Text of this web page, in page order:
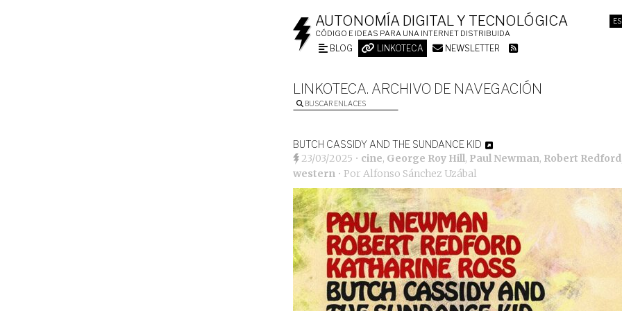
ES
AUTONOMÍA DIGITAL Y TECNOLÓGICA
CÓDIGO E IDEAS PARA UNA INTERNET DISTRIBUIDA
BLOG LINKOTECA NEWSLETTER
LINKOTECA. ARCHIVO DE NAVEGACIÓN
BUSCAR ENLACES
BUTCH CASSIDY AND THE SUNDANCE KID
23/03/2025 • cine, George Roy Hill, Paul Newman, Robert Redford
western • Por Alfonso Sánchez Uzábal